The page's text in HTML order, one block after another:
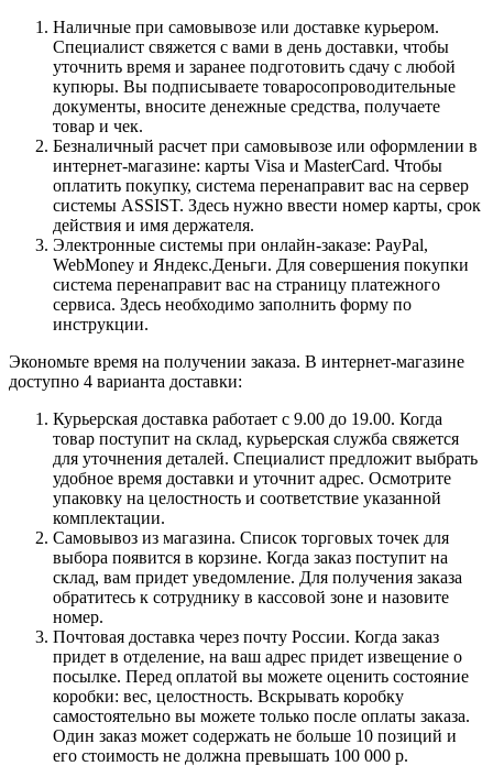
Наличные при самовывозе или доставке курьером.
Специалист свяжется с вами в день доставки, чтобы
уточнить время и заранее подготовить сдачу с любой
купюры. Вы подписываете товаросопроводительные
документы, вносите денежные средства, получаете
товар и чек.
Безналичный расчет при самовывозе или оформлении в
интернет-магазине: карты Visa и MasterCard. Чтобы
оплатить покупку, система перенаправит вас на сервер
системы ASSIST. Здесь нужно ввести номер карты, срок
действия и имя держателя.
Электронные системы при онлайн-заказе: PayPal,
WebMoney и Яндекс.Деньги. Для совершения покупки
система перенаправит вас на страницу платежного
сервиса. Здесь необходимо заполнить форму по
инструкции.
Экономьте время на получении заказа. В интернет-магазине
доступно 4 варианта доставки:
Курьерская доставка работает с 9.00 до 19.00. Когда
товар поступит на склад, курьерская служба свяжется
для уточнения деталей. Специалист предложит выбрать
удобное время доставки и уточнит адрес. Осмотрите
упаковку на целостность и соответствие указанной
комплектации.
Самовывоз из магазина. Список торговых точек для
выбора появится в корзине. Когда заказ поступит на
склад, вам придет уведомление. Для получения заказа
обратитесь к сотруднику в кассовой зоне и назовите
номер.
Почтовая доставка через почту России. Когда заказ
придет в отделение, на ваш адрес придет извещение о
посылке. Перед оплатой вы можете оценить состояние
коробки: вес, целостность. Вскрывать коробку
самостоятельно вы можете только после оплаты заказа.
Один заказ может содержать не больше 10 позиций и
его стоимость не должна превышать 100 000 р.